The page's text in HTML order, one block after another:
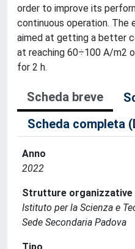
order to improve its
continuous operation. The
aimed at getting a better
at reaching 60÷100 A/m2
for 2 h.
Scheda breve
Scheda completa
Anno
2022
Strutture organizzative
Istituto per la Scienza e
Sede Secondaria Padova